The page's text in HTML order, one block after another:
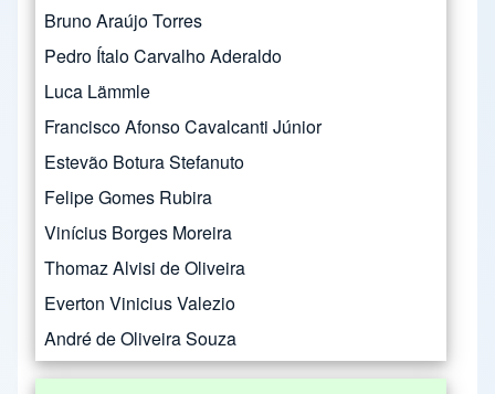
Bruno Araújo Torres
Pedro Ítalo Carvalho Aderaldo
Luca Lämmle
Francisco Afonso Cavalcanti Júnior
Estevão Botura Stefanuto
Felipe Gomes Rubira
Vinícius Borges Moreira
Thomaz Alvisi de Oliveira
Everton Vinicius Valezio
André de Oliveira Souza